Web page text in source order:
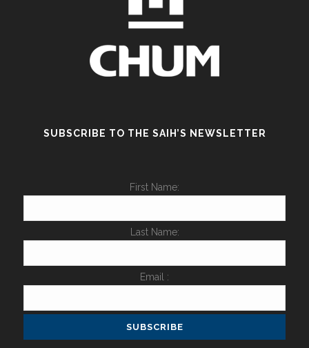
SUBSCRIBE TO THE SAIH’S NEWSLETTER
First Name:
Last Name:
Email :